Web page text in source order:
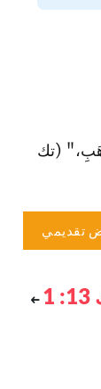
(تك
تقديمي